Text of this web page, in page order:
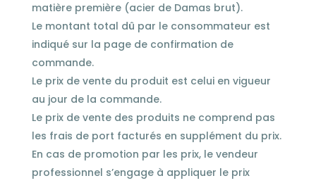
matière première (acier de Damas brut).
Le montant total dû par le consommateur est
indiqué sur la page de confirmation de
commande.
Le prix de vente du produit est celui en vigueur
au jour de la commande.
Le prix de vente des produits ne comprend pas
les frais de port facturés en supplément du prix.
En cas de promotion par les prix, le vendeur
professionnel s’engage à appliquer le prix